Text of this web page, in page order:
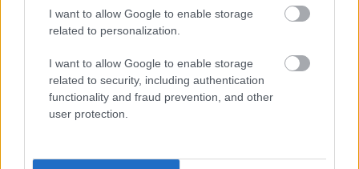
I want to allow Google to enable storage
related to personalization.
I want to allow Google to enable storage
related to security, including authentication
functionality and fraud prevention, and other
user protection.
«Υπάρχουν σαφώς περισσότερες εντάσεις στον
κόσμο. Μπορούμε να πούμε χωρίς να κάνουμε
μεγάλο λάθος ότι οι ΗΠΑ είναι σε μεγάλο βαθμό
βία, αλλά υπάρχουν και τα εμπορικά εμπόδια που